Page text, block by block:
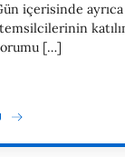
içerisinde
[…]